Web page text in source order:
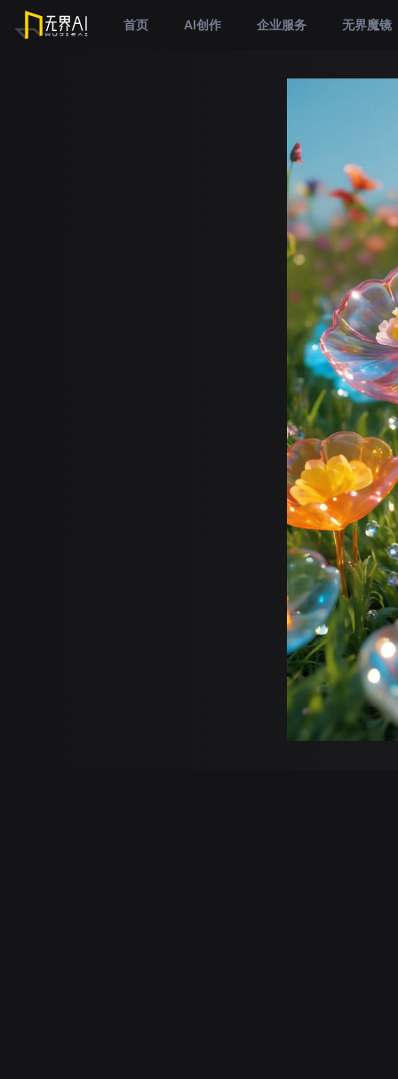
首页 AI创作 企业服务 无界魔镜